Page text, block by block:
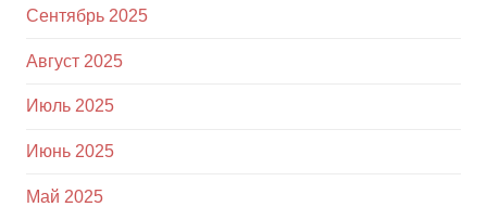
Сентябрь 2025
Август 2025
Июль 2025
Июнь 2025
Май 2025